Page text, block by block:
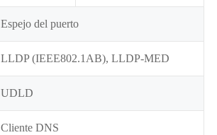
Espejo del puerto
LLDP (IEEE802.1AB), LLDP-MED
UDLD
Cliente DNS